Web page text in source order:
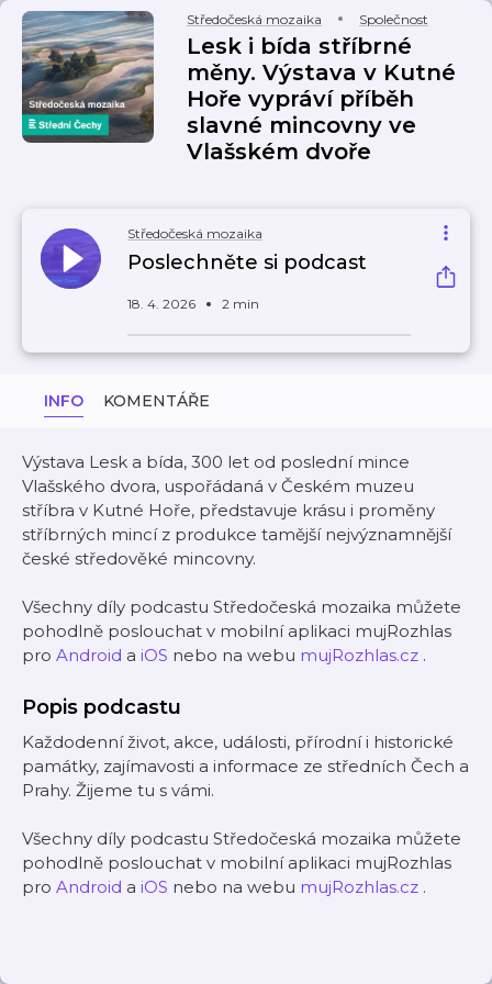
Středočeská mozaika Společnost
Lesk i bída stříbrné
měny. Výstava v Kutné
Hoře vypráví příběh
slavné mincovny ve
Vlašském dvoře
Středočeská mozaika
Poslechněte si podcast
18. 4. 2026 2 min
INFO KOMENTÁŘE
Výstava Lesk a bída, 300 let od poslední mince
Vlašského dvora, uspořádaná v Českém muzeu
stříbra v Kutné Hoře, představuje krásu i proměny
stříbrných mincí z produkce tamější nejvýznamnější
české středověké mincovny.
Všechny díly podcastu Středočeská mozaika můžete
pohodlně poslouchat v mobilní aplikaci mujRozhlas
pro Android a iOS nebo na webu mujRozhlas.cz .
Popis podcastu
Každodenní život, akce, události, přírodní i historické
památky, zajímavosti a informace ze středních Čech a
Prahy. Žijeme tu s vámi.
Všechny díly podcastu Středočeská mozaika můžete
pohodlně poslouchat v mobilní aplikaci mujRozhlas
pro Android a iOS nebo na webu mujRozhlas.cz .